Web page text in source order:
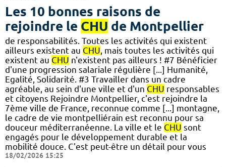
Les 10 bonnes raisons de
rejoindre le CHU de Montpellier
de responsabilités. Toutes les activités qui existent
ailleurs existent au CHU , mais toutes les activités qui
existent au CHU n'existent pas ailleurs ! #7 Bénéficier
d'une progression salariale régulière [...] Humanité,
Egalité, Solidarité. #3 Travailler dans un cadre
agréable, au sein d'une ville et d'un CHU responsables
et citoyens Rejoindre Montpellier, c'est rejoindre la
7ème ville de France, reconnue comme [...] montagne,
le cadre de vie montpelliérain est reconnu pour sa
douceur méditerranéenne. La ville et le CHU sont
engagés pour le développement durable et la
mobilité douce. C'est peut-être un détail pour vous
18/02/2026 15:25